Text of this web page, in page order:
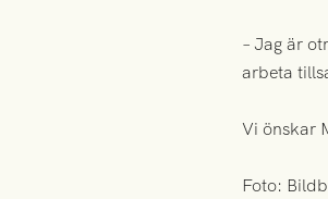
– Jag är
arbeta
Vi önskar
Foto: